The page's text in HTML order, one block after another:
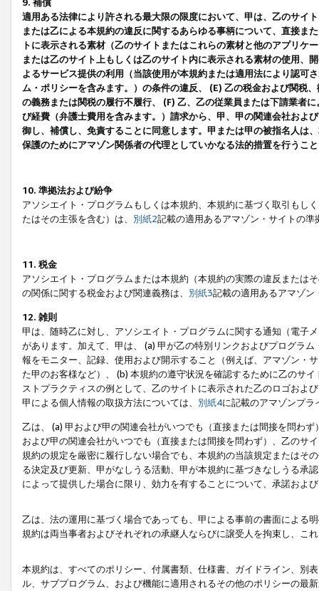
9. 補償
適用ある法律により許される最大限の限度において、甲は、乙のサイ
または乙による本規約の違反に関するあらゆる事柄について、直接ま
トに表示される素材（乙のサイトまたはこれらの素材と他のアプリ
または乙のサイト上もしくは乙のサイト内に表示される素材の使用、
よるサービス提供の利用（当該使用が本規約または適用法により認可
ム・ポリシーを含みます。）の条件の違反、 (E) 乙の税金および関税
の義務または関税の履行不履行、 (F) 乙、乙の従業員または下請業者
び経費（弁護士費用を含みます。）請求から、甲、甲の関連会社およ
御し、補償し、免責することに同意します。甲または甲の被指名人は
保護のためにアマゾン関係者の代理としていかなる法的措置を行うこ
10. 準拠法および紛争
アソシエイト・プログラムもしくは本規約、本規約に基づく取引もし
たはその主張を含む）は、 別紙2記載の適用あるアマゾン・サイトの
11. 税金
アソシエイト・プログラムまたは本規約（本規約の実際の違反または
の関係に関する税金および関連義務は、 別紙3記載の適用あるアマゾン
12. 雑則
甲は、随時乙に対し、アソシエイト・プログラムに関する通知（電子
があります。加えて、甲は、 (a) 甲が乙の特別リンクおよびプログラ
報をモニター、記録、使用および開示すること（例えば、アマゾン・
た甲のお客様など）、 (b) 本規約の遵守状況を確認するために乙のサ
ストプラクティスの例として、乙のサイトに表示された乙のロゴおよ
甲による個人情報の取扱方法については、 別紙4に記載のアマゾンプ
乙は、 (a) 甲および甲の関連会社がいつでも（直接または間接を問わ
および甲の関連会社がいつでも（直接または間接を問わず）、乙のサ
規約の規定を厳密に履行しない場合でも、本規約の当該規定またはそ
る決定及び更新、甲がなしうる活動、甲が本規約に基づきなしうる承
によって提供した場合に限り、効力を有することについて、承諾およ
乙は、法の運用に基づく場合であっても、甲による事前の書面による
規約は両当事者およびそれぞれの承継人ならびに譲受人を拘束し、こ
本規約は、すべてのポリシー、付属書類、仕様書、ガイドライン、別
ル、サブプログラム、および機能に適用されるその他のポリシーの最